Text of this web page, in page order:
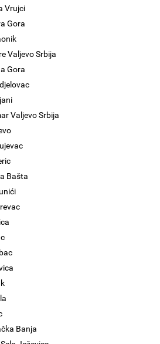
Vrujci
Gora
Valjevo Srbija
Gora
Valjevo Srbija
Bašta
Banja